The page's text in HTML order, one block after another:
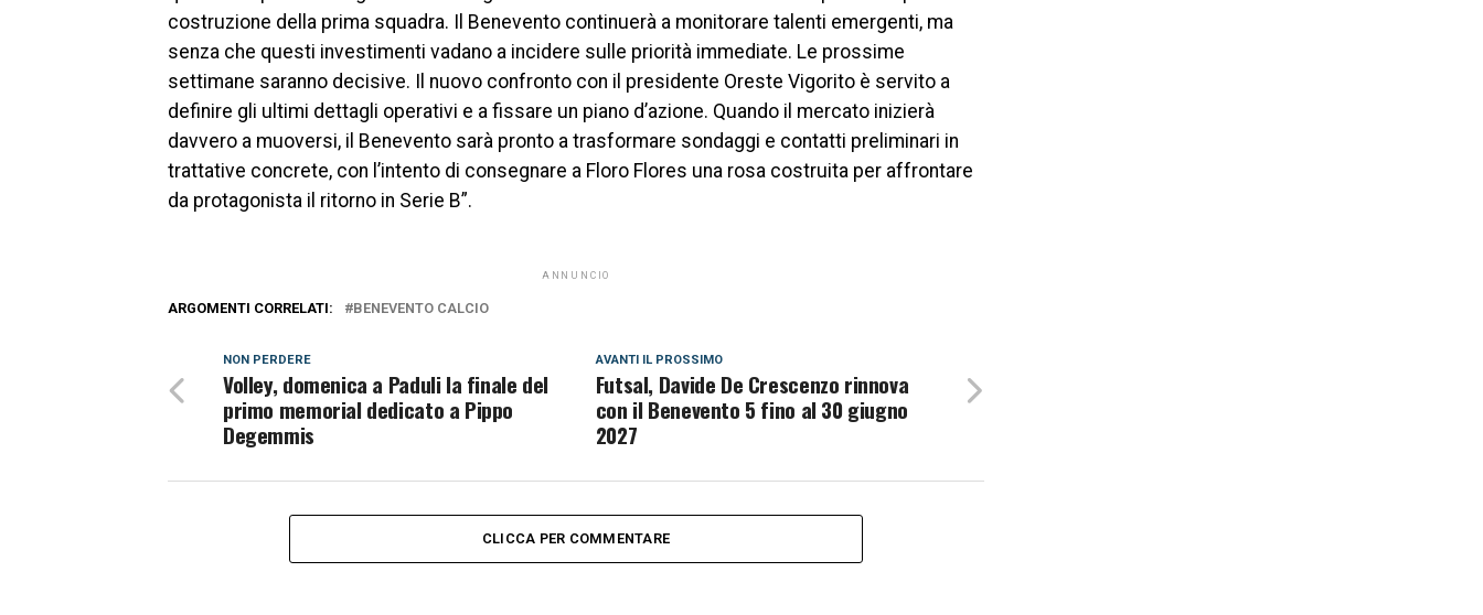
costruzione della prima squadra. Il Benevento continuerà a monitorare talenti emergenti, ma
senza che questi investimenti vadano a incidere sulle priorità immediate. Le prossime
settimane saranno decisive. Il nuovo confronto con il presidente Oreste Vigorito è servito a
definire gli ultimi dettagli operativi e a fissare un piano d’azione. Quando il mercato inizierà
davvero a muoversi, il Benevento sarà pronto a trasformare sondaggi e contatti preliminari in
trattative concrete, con l’intento di consegnare a Floro Flores una rosa costruita per affrontare
da protagonista il ritorno in Serie B”.
ANNUNCIO
ARGOMENTI CORRELATI: BENEVENTO CALCIO
AVANTI IL ​​PROSSIMO
Futsal, Davide De Crescenzo rinnova
con il Benevento 5 fino al 30 giugno
2027
NON PERDERE
Volley, domenica a Paduli la finale del
primo memorial dedicato a Pippo
Degemmis
CLICCA PER COMMENTARE